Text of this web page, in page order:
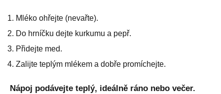
Mléko ohřejte (nevařte).
Do hrníčku dejte kurkumu a pepř.
Přidejte med.
Zalijte teplým mlékem a dobře promíchejte.
Nápoj podávejte teplý, ideálně ráno nebo večer.